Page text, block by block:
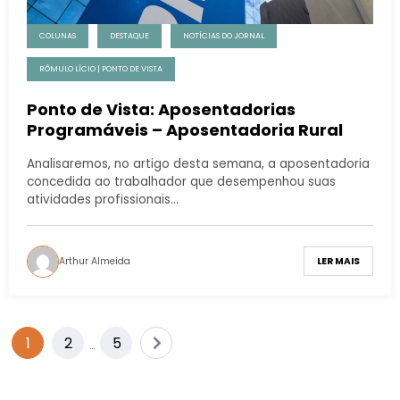
COLUNAS DESTAQUE NOTÍCIAS DO JORNAL
RÔMULO LÍCIO | PONTO DE VISTA
Ponto de Vista: Aposentadorias
Programáveis – Aposentadoria Rural
Analisaremos, no artigo desta semana, a aposentadoria
concedida ao trabalhador que desempenhou suas
atividades profissionais…
Arthur Almeida LER MAIS
1 2 … 5